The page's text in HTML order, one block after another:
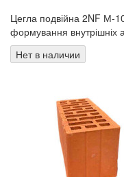
Цегла подвійна 2NF М-
формування внутрішніх
Нет в наличии